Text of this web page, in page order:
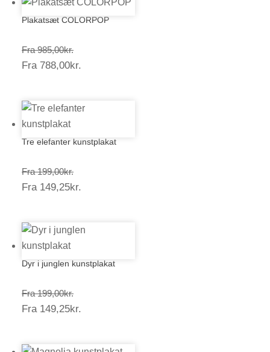
Plakatsæt COLORPOP
Fra 985,00kr.Prisinterval:
985,00kr.
Fra 788,00kr.
Tre elefanter kunstplakat
Fra 199,00kr.Prisinterval:
199,00kr.
Fra 149,25kr.
Dyr i junglen kunstplakat
Fra 199,00kr.Prisinterval:
199,00kr.
Fra 149,25kr.